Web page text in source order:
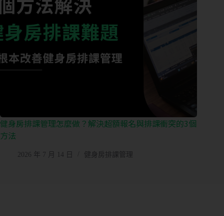
健身房排課管理怎麼做？解決超額報名與排課衝突的3個
方法
2026 年 7 月 14 日 健身房排課管理